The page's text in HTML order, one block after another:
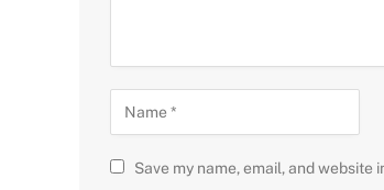
Save my name, email, and